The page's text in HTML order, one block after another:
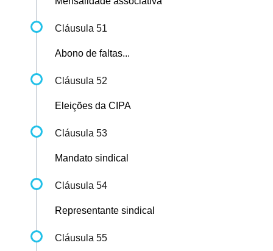
Cláusula 51
Abono de faltas...
Cláusula 52
Eleições da CIPA
Cláusula 53
Mandato sindical
Cláusula 54
Representante sindical
Cláusula 55